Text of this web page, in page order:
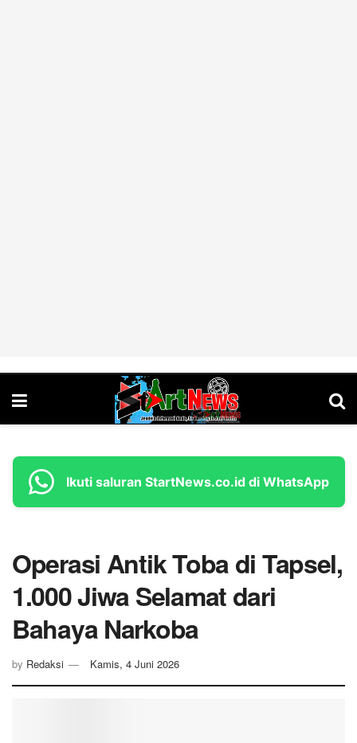
Ikuti saluran StartNews.co.id di WhatsApp
Operasi Antik Toba di Tapsel,
1.000 Jiwa Selamat dari
Bahaya Narkoba
by Redaksi Kamis, 4 Juni 2026